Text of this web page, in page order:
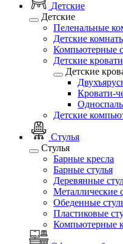
Детские
Детские
Пеленальные
Детские
Компьютерные
Детские кровати
Детские
Кровати-
Детские
Стулья
Стулья
Барные кресла
Барные стулья
Деревянные
Металлические
Обеденные
Пластиковые
Компьютерные